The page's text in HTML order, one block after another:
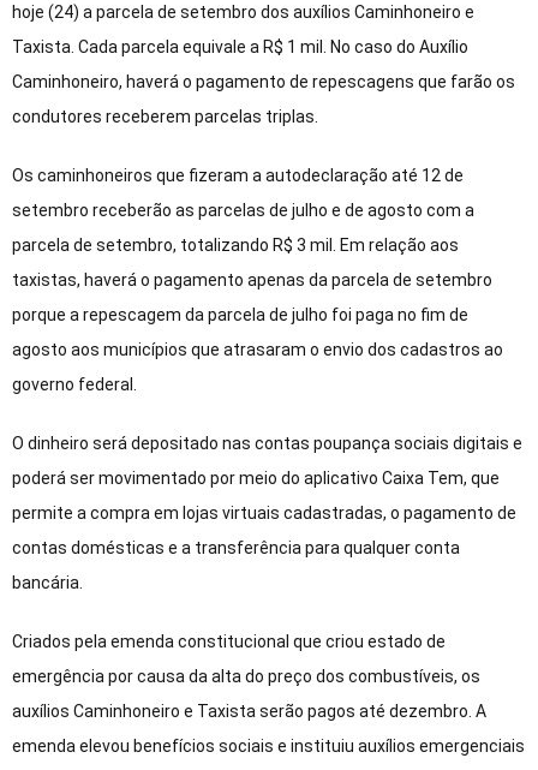
hoje (24) a parcela de setembro dos auxílios Caminhoneiro e
Taxista. Cada parcela equivale a R$ 1 mil. No caso do Auxílio
Caminhoneiro, haverá o pagamento de repescagens que farão os
condutores receberem parcelas triplas.
Os caminhoneiros que fizeram a autodeclaração até 12 de
setembro receberão as parcelas de julho e de agosto com a
parcela de setembro, totalizando R$ 3 mil. Em relação aos
taxistas, haverá o pagamento apenas da parcela de setembro
porque a repescagem da parcela de julho foi paga no fim de
agosto aos municípios que atrasaram o envio dos cadastros ao
governo federal.
O dinheiro será depositado nas contas poupança sociais digitais e
poderá ser movimentado por meio do aplicativo Caixa Tem, que
permite a compra em lojas virtuais cadastradas, o pagamento de
contas domésticas e a transferência para qualquer conta
bancária.
Criados pela emenda constitucional que criou estado de
emergência por causa da alta do preço dos combustíveis, os
auxílios Caminhoneiro e Taxista serão pagos até dezembro. A
emenda elevou benefícios sociais e instituiu auxílios emergenciais